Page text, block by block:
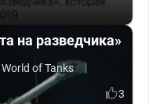
на разведчика»
of Tanks
3